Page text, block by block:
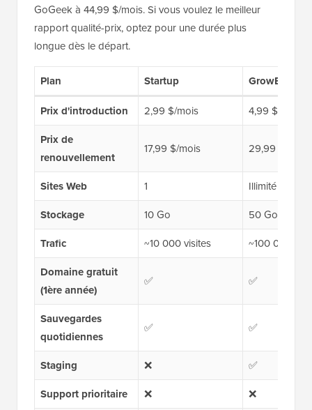
GoGeek à 44,99 $/mois. Si vous voulez le meilleur
rapport qualité-prix, optez pour une durée plus
longue dès le départ.
Plan Startup
GrowBig
Prix d'introduction
2,99 $/mois 4,99 $/mois
Prix de
renouvellement
17,99 $/mois 29,99 $/mois
Sites Web 1 Illimité
Stockage 10 Go 50 Go
Trafic ~10 000 visites ~100 000
Domaine gratuit
(1ère année)
✅ ✅
Sauvegardes
quotidiennes
✅ ✅
Staging ❌ ✅
Support prioritaire ❌ ❌